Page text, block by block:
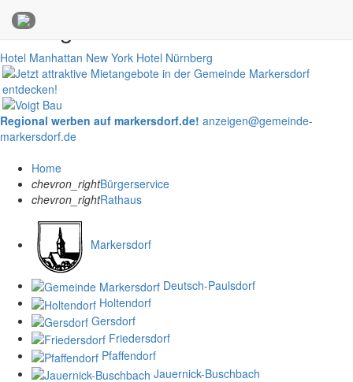
Anzeigen
Hotel Manhattan New York Hotel Nürnberg
Regional werben auf markersdorf.de! anzeigen@gemeinde-
markersdorf.de
Home
chevron_rightBürgerservice
chevron_rightRathaus
Markersdorf
Deutsch-Paulsdorf
Holtendorf
Gersdorf
Friedersdorf
Pfaffendorf
Jauernick-Buschbach